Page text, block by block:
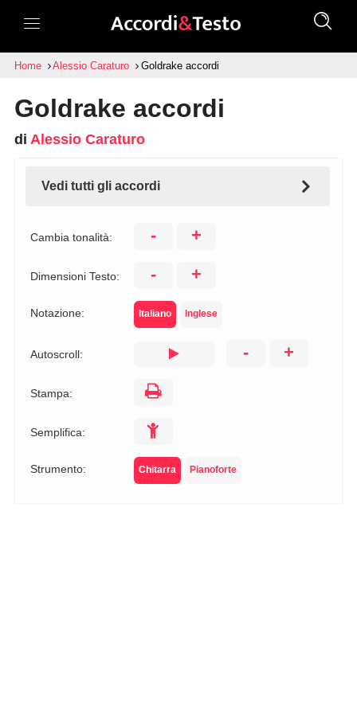
Home Alessio Caraturo Goldrake accordi
Goldrake accordi
di Alessio Caraturo
Vedi tutti gli accordi
Cambia tonalità: - +
Dimensioni Testo: - +
Notazione: Italiano Inglese
Autoscroll: - +
Stampa:
Semplifica:
Strumento: Chitarra Pianoforte